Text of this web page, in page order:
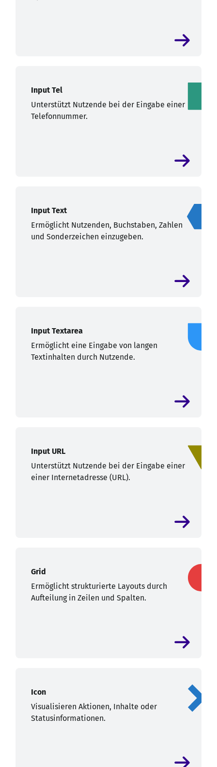
Input Tel
Unterstützt Nutzende bei der Eingabe einer
Telefonnummer.
Input Text
Ermöglicht Nutzenden, Buchstaben, Zahlen
und Sonderzeichen einzugeben.
Input Textarea
Ermöglicht eine Eingabe von langen
Textinhalten durch Nutzende.
Input URL
Unterstützt Nutzende bei der Eingabe einer
einer Internetadresse (URL).
Grid
Ermöglicht strukturierte Layouts durch
Aufteilung in Zeilen und Spalten.
Icon
Visualisieren Aktionen, Inhalte oder
Statusinformationen.